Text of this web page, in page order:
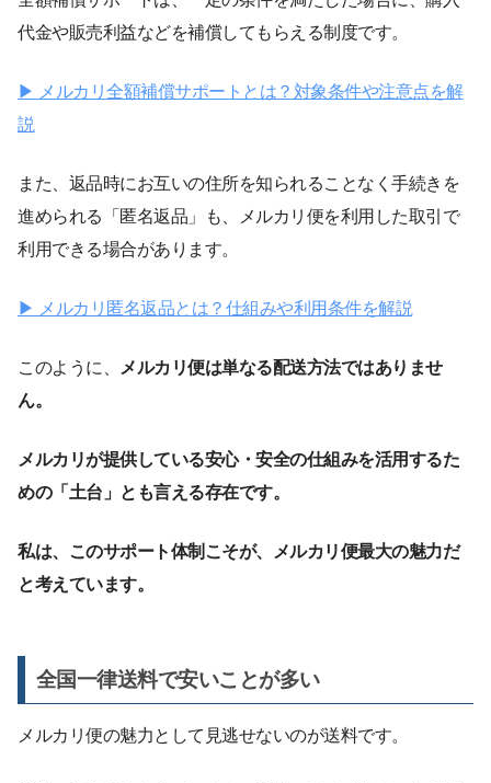
代金や販売利益などを補償してもらえる制度です。
▶︎ メルカリ全額補償サポートとは？対象条件や注意点を解
説
また、返品時にお互いの住所を知られることなく手続きを
進められる「匿名返品」も、メルカリ便を利用した取引で
利用できる場合があります。
▶︎ メルカリ匿名返品とは？仕組みや利用条件を解説
このように、
メルカリ便は単なる配送方法ではありませ
ん。
メルカリが提供している安心・安全の仕組みを活用するた
めの「土台」とも言える存在です。
私は、このサポート体制こそが、メルカリ便最大の魅力だ
と考えています。
全国一律送料で安いことが多い
メルカリ便の魅力として見逃せないのが送料です。